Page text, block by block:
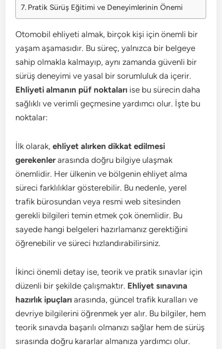
Pratik Sürüş Eğitimi ve Deneyimlerinin Önemi
Otomobil ehliyeti almak, birçok kişi için önemli bir
yaşam aşamasıdır. Bu süreç, yalnızca bir belgeye
sahip olmakla kalmayıp, aynı zamanda güvenli bir
sürüş deneyimi ve yasal bir sorumluluk da içerir.
Ehliyeti almanın püf noktaları ise bu sürecin daha
sağlıklı ve verimli geçmesine yardımcı olur. İşte bu
noktalar:
İlk olarak,ehliyet alırken dikkat edilmesi
gerekenlerarasında doğru bilgiye ulaşmak
önemlidir. Her ülkenin ve bölgenin ehliyet alma
süreci farklılıklar gösterebilir. Bu nedenle, yerel
trafik bürosundan veya resmi web sitesinden
gerekli bilgileri temin etmek çok önemlidir. Bu
sayede hangi belgeleri hazırlamanız gerektiğini
öğrenebilir ve süreci hızlandırabilirsiniz.
İkinci önemli detay ise, teorik ve pratik sınavlar için
düzenli bir şekilde çalışmaktır. Ehliyet sınavına
hazırlık ipuçları arasında, güncel trafik kuralları ve
devriye bilgilerini öğrenmek yer alır. Bu bilgiler, hem
teorik sınavda başarılı olmanızı sağlar hem de sürüş
sırasında doğru kararlar almanıza yardımcı olur.